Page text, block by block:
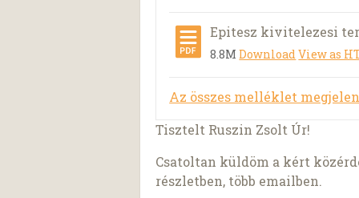
Epitesz kivitelezesi
8.8MDownloadView as
Az összes melléklet
Tisztelt Ruszin Zsolt Úr!
Csatoltan küldöm a kért
részletben, több emailben.